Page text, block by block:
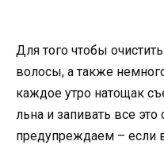
Для того чтобы
волосы, а также
каждое утро натощак
льна и запивать все
предупреждаем – если